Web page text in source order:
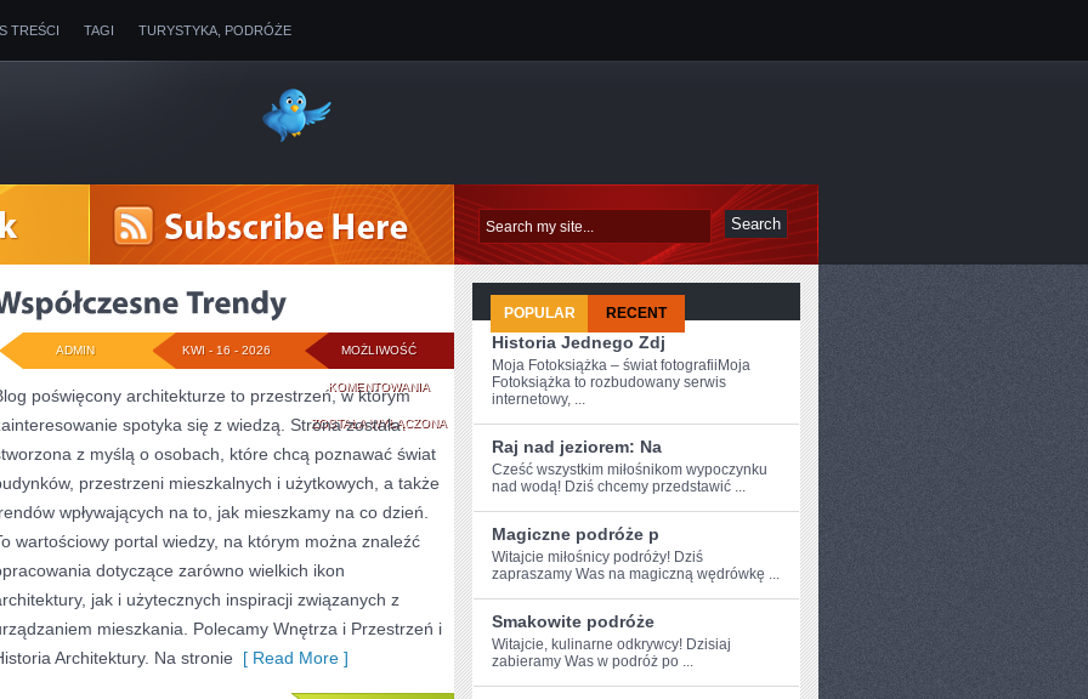
TREŚCI TAGI TURYSTYKA, PODRÓŻE
MOŻLIWOŚĆ
KOMENTOWANIAWSPÓŁCZESNE
TRENDY
ZOSTAŁA WYŁĄCZONA
KWI - 16 - 2026
ADMIN
poświęcony architekturze to przestrzeń, w którym
spotyka się z wiedzą. Strona została
z myślą o osobach, które chcą poznawać świat
przestrzeni mieszkalnych i użytkowych, a także
wpływających na to, jak mieszkamy na co dzień.
wartościowy portal wiedzy, na którym można znaleźć
dotyczące zarówno wielkich ikon
jak i użytecznych inspiracji związanych z
mieszkania. Polecamy Wnętrza i Przestrzeń i
Architektury. Na stronie [ Read More ]
POPULAR RECENT
Historia Jednego Zdj
Moja Fotoksiążka – świat fotografiiMoja
Fotoksiążka to rozbudowany serwis
internetowy, ...
Raj nad jeziorem: Na
Cześć wszystkim ⁤miłośnikom wypoczynku
nad wodą! Dziś⁣ chcemy przedstawić ...
Magiczne podróże p
Witajcie miłośnicy ​podróży! Dziś
zapraszamy Was na magiczną wędrówkę ...
Smakowite podróże
Witajcie, kulinarne​ odkrywcy! Dzisiaj
zabieramy Was w podróż po ...